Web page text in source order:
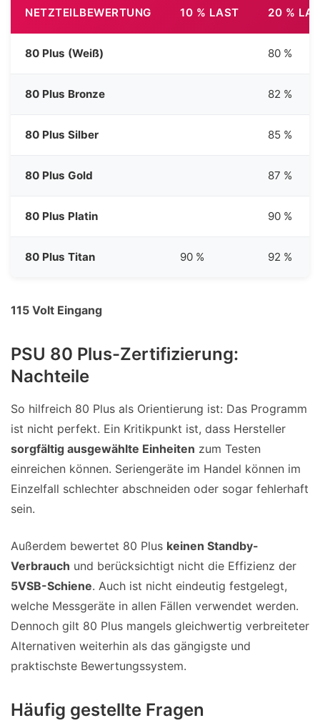
NETZTEILBEWERTUNG 10 % LAST 20 %
80 Plus (Weiß) 80 %
80 Plus Bronze 82 %
80 Plus Silber 85 %
80 Plus Gold 87 %
80 Plus Platin 90 %
80 Plus Titan 90 % 92 %
115 Volt Eingang
PSU 80 Plus-Zertifizierung:
Nachteile
So hilfreich 80 Plus als Orientierung ist: Das Programm
ist nicht perfekt. Ein Kritikpunkt ist, dass Hersteller
sorgfältig ausgewählte Einheiten zum Testen
einreichen können. Seriengeräte im Handel können im
Einzelfall schlechter abschneiden oder sogar fehlerhaft
sein.
Außerdem bewertet 80 Plus keinen Standby-
Verbrauch und berücksichtigt nicht die Effizienz der
5VSB-Schiene. Auch ist nicht eindeutig festgelegt,
welche Messgeräte in allen Fällen verwendet werden.
Dennoch gilt 80 Plus mangels gleichwertig verbreiteter
Alternativen weiterhin als das gängigste und
praktischste Bewertungssystem.
Häufig gestellte Fragen